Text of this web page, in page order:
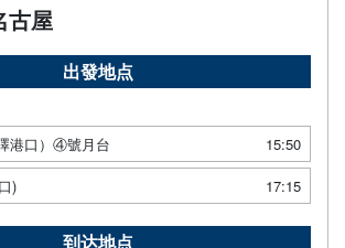
屋
出發地点
港口）④號月台
15:50
)
17:15
到达地点